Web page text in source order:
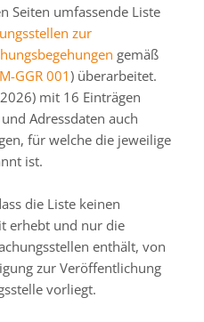
Seiten umfassende Liste
zur
gemäß
GGR 001) überarbeitet.
mit 16 Einträgen
Adressdaten auch
für welche die jeweilige
ist.
die Liste keinen
erhebt und nur die
enthält, von
zur Veröffentlichung
vorliegt.